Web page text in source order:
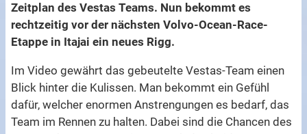
Zeitplan des Vestas Teams. Nun bekommt es
rechtzeitig vor der nächsten Volvo-Ocean-Race-
Etappe in Itajai ein neues Rigg.
Im Video gewährt das gebeutelte Vestas-Team einen
Blick hinter die Kulissen. Man bekommt ein Gefühl
dafür, welcher enormen Anstrengungen es bedarf, das
Team im Rennen zu halten. Dabei sind die Chancen des